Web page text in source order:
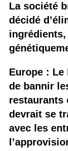
La société
décidé
Europe : Le
de bannir
restaurants
devrait se
avec les